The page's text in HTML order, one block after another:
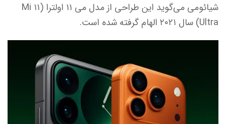
شیائومی می‌گوید این طراحی از مدل می ۱۱ اولترا (Mi ۱۱
Ultra) سال ۲۰۲۱ الهام گرفته شده است.